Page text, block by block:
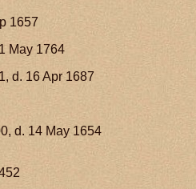
1657
May 1764
d. 16 Apr 1687
d. 14 May 1654